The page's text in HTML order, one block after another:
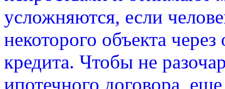
усложняются, если
некоторого объекта
кредита. Чтобы не
ипотечного договора,